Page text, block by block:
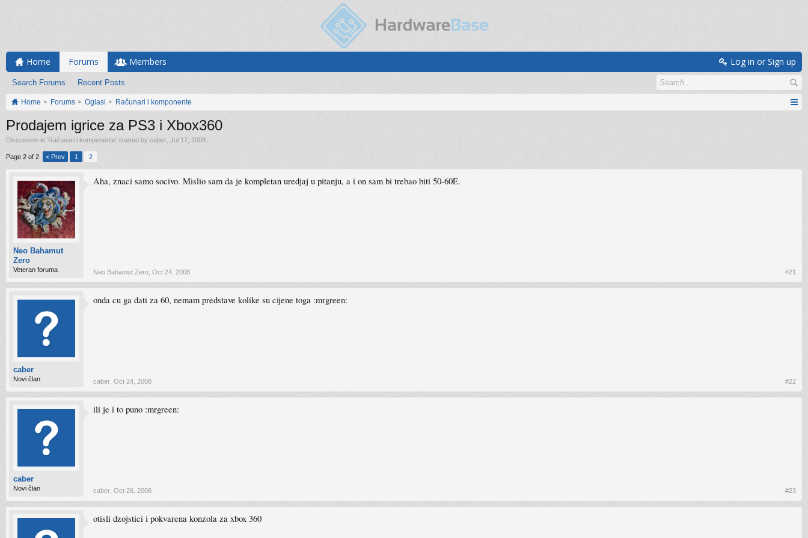
Home Forums
Search Forums Recent Posts
Members Log in or Sign up
Home Forums Oglasi Računari i komponente
Prodajem igrice za PS3 i Xbox360
Discussion in 'Računari i komponente' started by caber Jul 17, 2008
Page 2 of 2 < Prev 1 2
Neo Bahamut
Zero
Veteran foruma
Aha, znaci samo socivo. Mislio sam da je kompletan uredjaj u pitanju, a i on sam bi trebao biti 50-60E.
Neo Bahamut Zero Oct 24, 2008 #21
caber
Novi član
onda cu ga dati za 60, nemam predstave kolike su cijene toga :mrgreen:
caber Oct 24, 2008 #22
caber
Novi član
ili je i to puno :mrgreen:
caber Oct 26, 2008 #23
otisli dzojstici i pokvarena konzola za xbox 360